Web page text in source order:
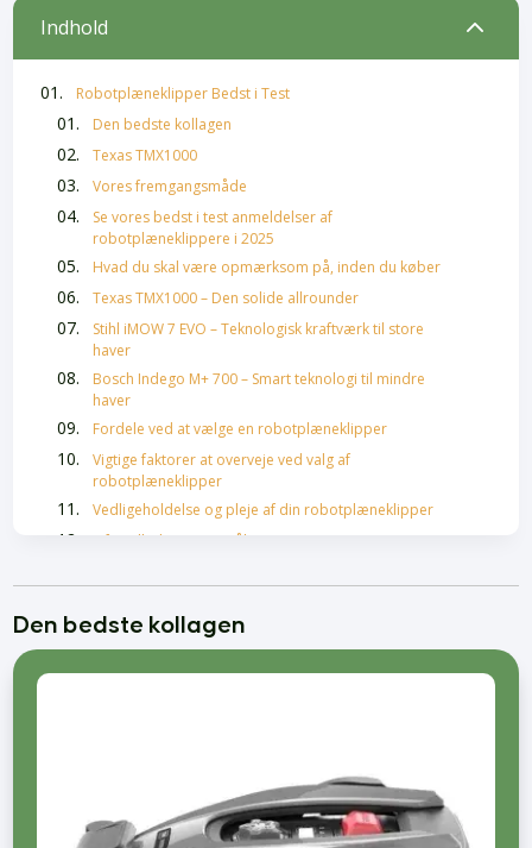
Indhold 2
Robotplæneklipper Bedst i Test
Den bedste kollagen
Texas TMX1000
Vores fremgangsmåde
Se vores bedst i test anmeldelser af
robotplæneklippere i 2025
Hvad du skal være opmærksom på, inden du køber
Texas TMX1000 – Den solide allrounder
Stihl iMOW 7 EVO – Teknologisk kraftværk til store
haver
Bosch Indego M+ 700 – Smart teknologi til mindre
haver
Fordele ved at vælge en robotplæneklipper
Vigtige faktorer at overveje ved valg af
robotplæneklipper
Vedligeholdelse og pleje af din robotplæneklipper
Oftestillede spørgsmål
Bedste Krøllecremer
Den bedste kollagen